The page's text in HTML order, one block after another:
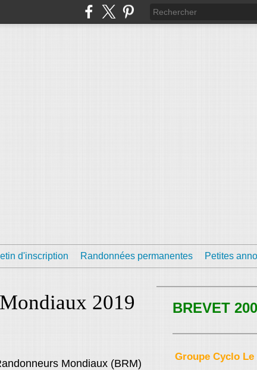
d'inscription Randonnées permanentes Petites
2019
Mondiaux (BRM)
BREVET
Groupe Cyclo Le